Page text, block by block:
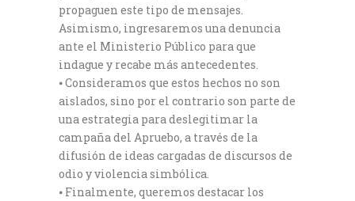
propaguen este tipo de mensajes.
Asimismo, ingresaremos una denuncia
ante el Ministerio Público para que
indague y recabe más antecedentes.
⦁ Consideramos que estos hechos no son
aislados, sino por el contrario son parte de
una estrategia para deslegitimar la
campaña del Apruebo, a través de la
difusión de ideas cargadas de discursos de
odio y violencia simbólica.
⦁ Finalmente, queremos destacar los